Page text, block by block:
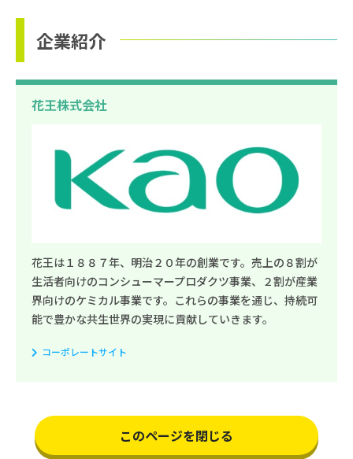
企業紹介
花王株式会社
花王は１８８７年、明治２０年の創業です。売上の８割が
生活者向けのコンシューマープロダクツ事業、２割が産業
界向けのケミカル事業です。これらの事業を通じ、持続可
能で豊かな共生世界の実現に貢献していきます。
コーポレートサイト
このページを閉じる